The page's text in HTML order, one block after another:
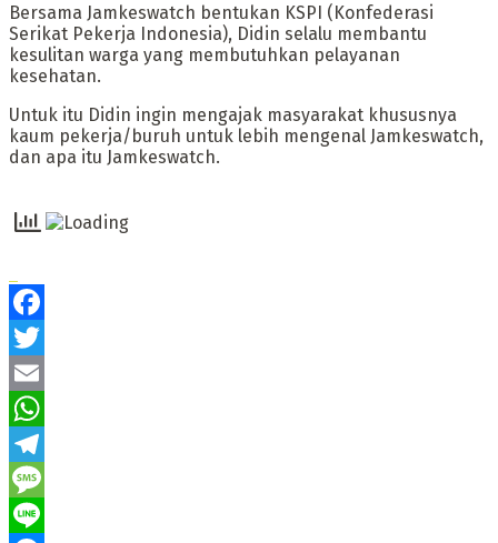
Bersama Jamkeswatch bentukan KSPI (Konfederasi
Serikat Pekerja Indonesia), Didin selalu membantu
kesulitan warga yang membutuhkan pelayanan
kesehatan.
Untuk itu Didin ingin mengajak masyarakat khususnya
kaum pekerja/buruh untuk lebih mengenal Jamkeswatch,
dan apa itu Jamkeswatch.
Facebook
Twitter
Email
WhatsApp
Telegram
Message